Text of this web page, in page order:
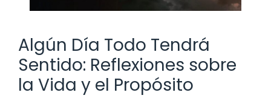
Algún Día Todo Tendrá
Sentido: Reflexiones sobre
la Vida y el Propósito